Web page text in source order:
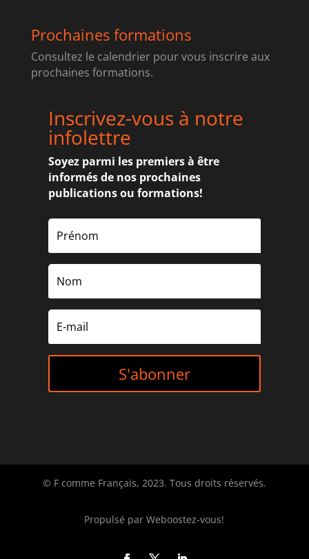
Prochaines formations
Consultez le calendrier pour vous inscrire aux
prochaines formations.
Inscrivez-vous à notre
infolettre
Soyez parmi les premiers à être
informés de nos prochaines
publications ou formations!
S'abonner
© F comme Français, 2023. Tous droits réservés.
Propulsé parWeboostez-vous!